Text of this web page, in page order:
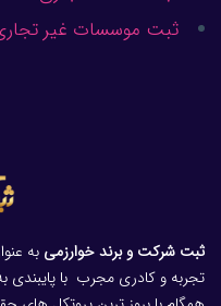
ثبت موسسات غیر
ثبت شرکت و برند خوارزمی به
تجربه و کادری مجرب با